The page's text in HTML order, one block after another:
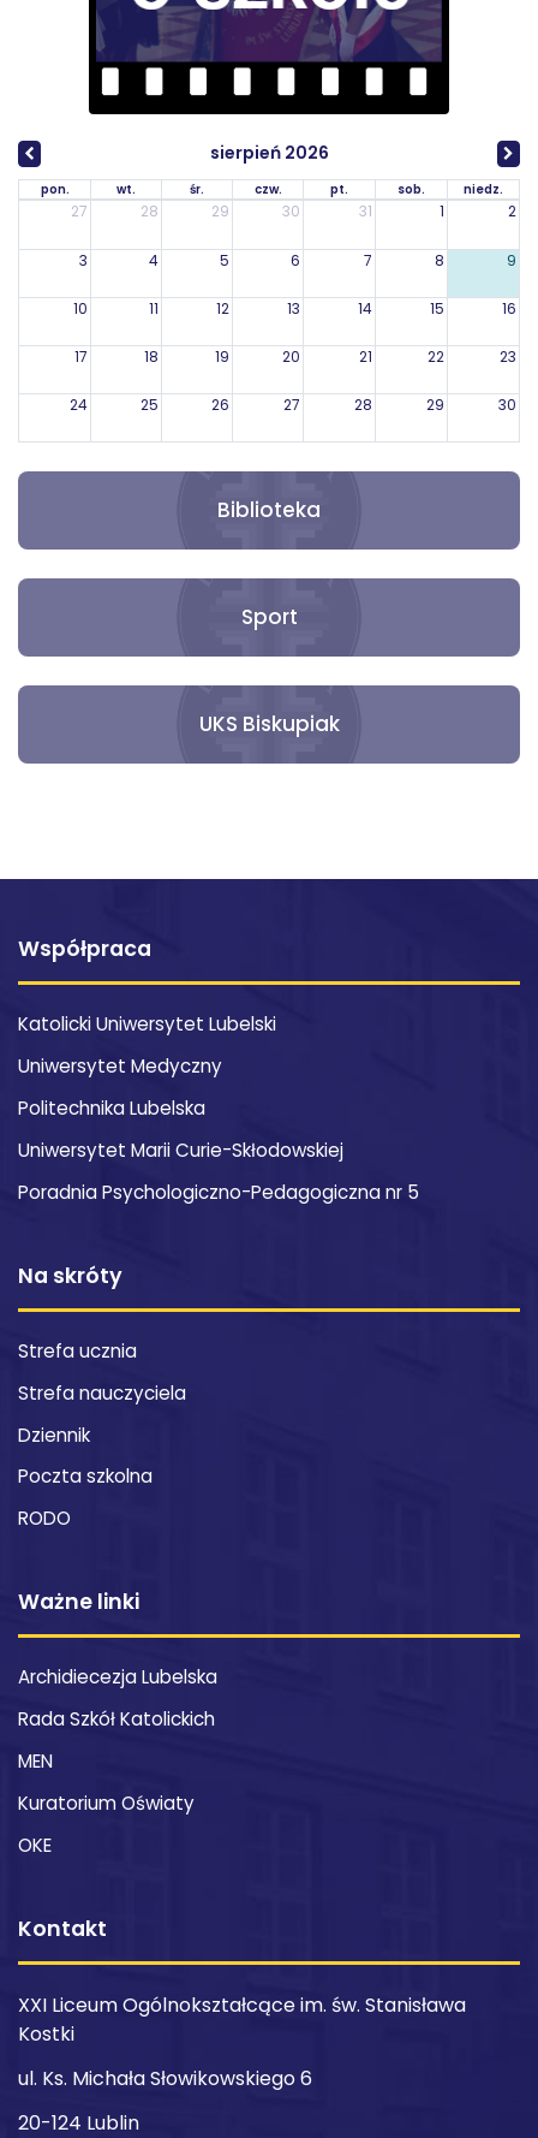
sierpień 2026
pon. wt. śr. czw. pt. sob. niedz.
27 28 29 30 31 1 2
3 4 5 6 7 8 9
10 11 12 13 14 15 16
17 18 19 20 21 22 23
24 25 26 27 28 29 30
Biblioteka
Sport
UKS Biskupiak
Współpraca
Katolicki Uniwersytet Lubelski
Uniwersytet Medyczny
Politechnika Lubelska
Uniwersytet Marii Curie-Skłodowskiej
Poradnia Psychologiczno-Pedagogiczna nr 5
Na skróty
Strefa ucznia
Strefa nauczyciela
Dziennik
Poczta szkolna
RODO
Ważne linki
Archidiecezja Lubelska
Rada Szkół Katolickich
MEN
Kuratorium Oświaty
OKE
Kontakt
XXI Liceum Ogólnokształcące im. św. Stanisława
Kostki
ul. Ks. Michała Słowikowskiego 6
20-124 Lublin